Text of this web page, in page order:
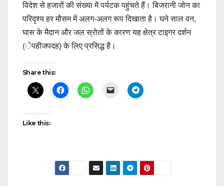
विदेश से हजारों की संख्या में पर्यटक पहुंचते हैं। बिजरानी जोन का
परिदृश्य हर मौसम में अलग-अलग रूप दिखाता है। घने साल वन,
घास के मैदान और जल स्रोतों के कारण यह क्षेत्र टाइगर दर्शन
(ेपहीजपदह) के लिए प्रसिद्ध है।
Share this:
Like this: